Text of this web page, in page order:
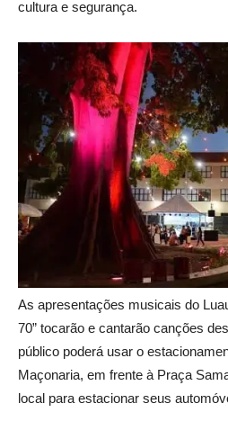
cultura e segurança.
As apresentações musicais do
70” tocarão e cantarão canções
público poderá usar o
Maçonaria, em frente à Praça
local para estacionar seus